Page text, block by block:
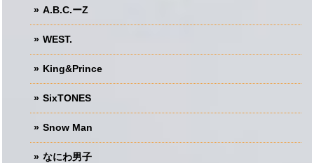
A.B.C.ーZ
WEST.
King&Prince
SixTONES
Snow Man
なにわ男子